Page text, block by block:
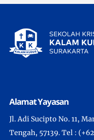
Alamat Yayasan
Jl. Adi Sucipto No. 11,
Tengah, 57139. Tel :